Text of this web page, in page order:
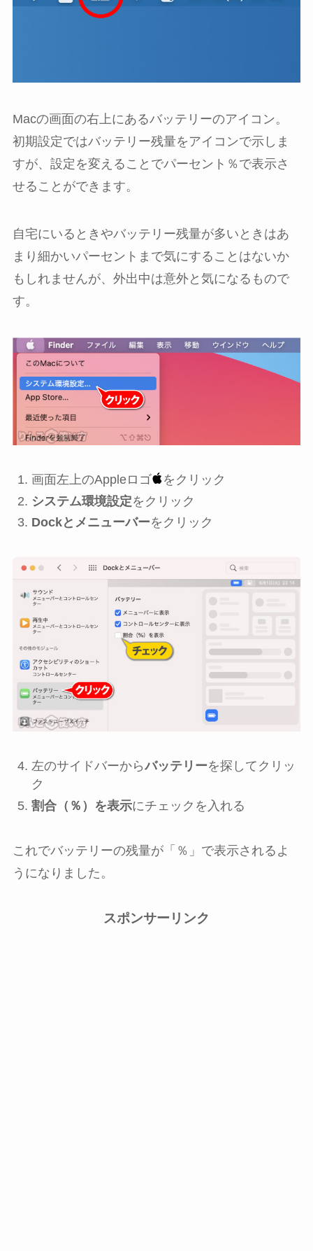
Macの画面の右上にあるバッテリーのアイコン。
初期設定ではバッテリー残量をアイコンで示しま
すが、設定を変えることでパーセント％で表示さ
せることができます。
自宅にいるときやバッテリー残量が多いときはあ
まり細かいパーセントまで気にすることはないか
もしれませんが、外出中は意外と気になるもので
す。
画面左上のAppleロゴ
をクリック
システム環境設定をクリック
Dockとメニューバーをクリック
左のサイドバーからバッテリーを探してクリッ
ク
割合（％）を表示にチェックを入れる
これでバッテリーの残量が「％」で表示されるよ
うになりました。
スポンサーリンク